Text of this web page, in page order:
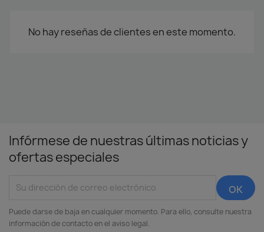
No hay reseñas de clientes en este momento.
Infórmese de nuestras últimas noticias y
ofertas especiales
Puede darse de baja en cualquier momento. Para ello, consulte nuestra
información de contacto en el aviso legal.